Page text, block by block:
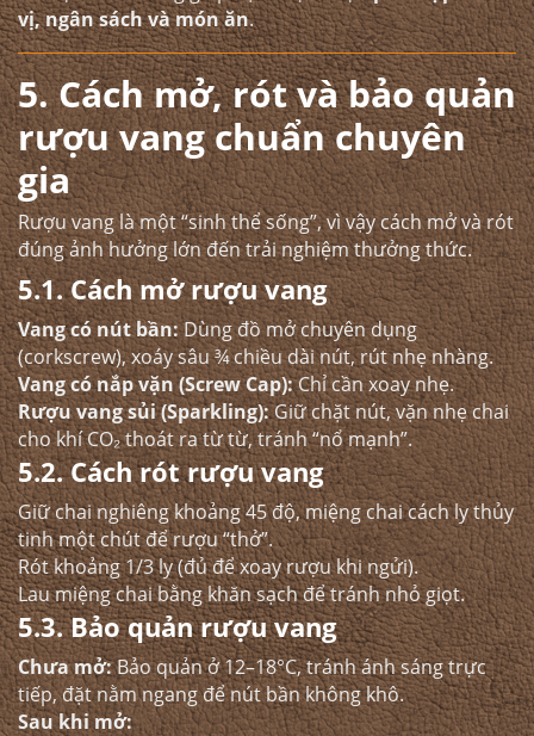
vị, ngân sách và món ăn.
5. Cách mở, rót và bảo quản
rượu vang chuẩn chuyên
gia
Rượu vang là một “sinh thể sống”, vì vậy cách mở và rót
đúng ảnh hưởng lớn đến trải nghiệm thưởng thức.
5.1. Cách mở rượu vang
Vang có nút bần:Dùng đồ mở chuyên dụng
(corkscrew), xoáy sâu ¾ chiều dài nút, rút nhẹ nhàng.
Vang có nắp vặn (Screw Cap):Chỉ cần xoay nhẹ.
Rượu vang sủi (Sparkling):Giữ chặt nút, vặn nhẹ chai
cho khí CO₂ thoát ra từ từ, tránh “nổ mạnh”.
5.2. Cách rót rượu vang
Giữ chai nghiêng khoảng 45 độ, miệng chai cách ly thủy
tinh một chút để rượu “thở”.
Rót khoảng 1/3 ly (đủ để xoay rượu khi ngửi).
Lau miệng chai bằng khăn sạch để tránh nhỏ giọt.
5.3. Bảo quản rượu vang
Chưa mở:Bảo quản ở 12–18°C, tránh ánh sáng trực
tiếp, đặt nằm ngang để nút bần không khô.
Sau khi mở: